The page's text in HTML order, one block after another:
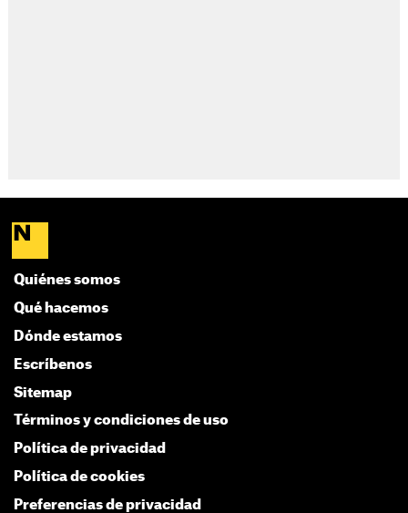
Quiénes somos
Qué hacemos
Dónde estamos
Escríbenos
Sitemap
Términos y condiciones de uso
Política de privacidad
Política de cookies
Preferencias de privacidad